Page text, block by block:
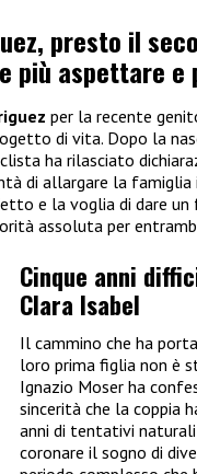
presto il
più aspettare e
per la recente
di vita. Dopo la
ha rilasciato
di allargare la famiglia
e la voglia di dare
assoluta per
Cinque anni
Clara Isabel
Il cammino che ha
loro prima figlia non è
Ignazio Moser ha
sincerità che la coppia
anni di tentativi naturali
coronare il sogno di